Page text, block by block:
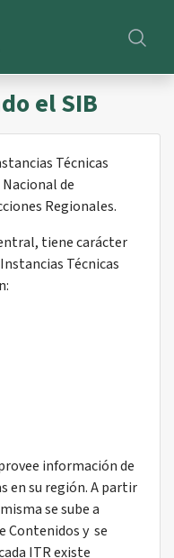
el SIB
Técnicas
de
Regionales.
tiene carácter
Técnicas
información de
en su región. A partir
se sube a
Contenidos y se
ITR existe